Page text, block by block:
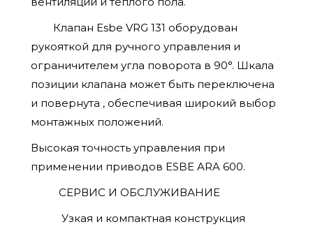
Клапан Esbe VRG 131 оборудован
рукояткой для ручного управления и
ограничителем угла поворота в 90°. Шкала
позиции клапана может быть переключена
и повернута , обеспечивая широкий выбор
монтажных положений.
Высокая точность управления при
применении приводов ESBE ARA 600.
СЕРВИС И ОБСЛУЖИВАНИЕ
Узкая и компактная конструкция